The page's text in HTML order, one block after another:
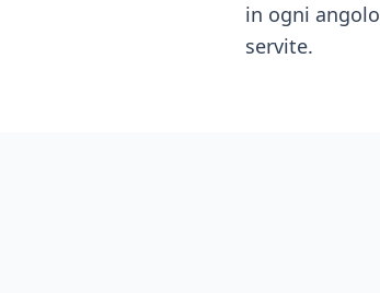
in ogni
servite.